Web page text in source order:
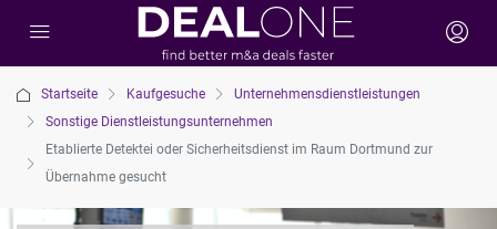
Startseite Kaufgesuche
Unternehmensdienstleistungen
Sonstige Dienstleistungsunternehmen
Etablierte Detektei oder Sicherheitsdienst im Raum Dortmund zur
Übernahme gesucht